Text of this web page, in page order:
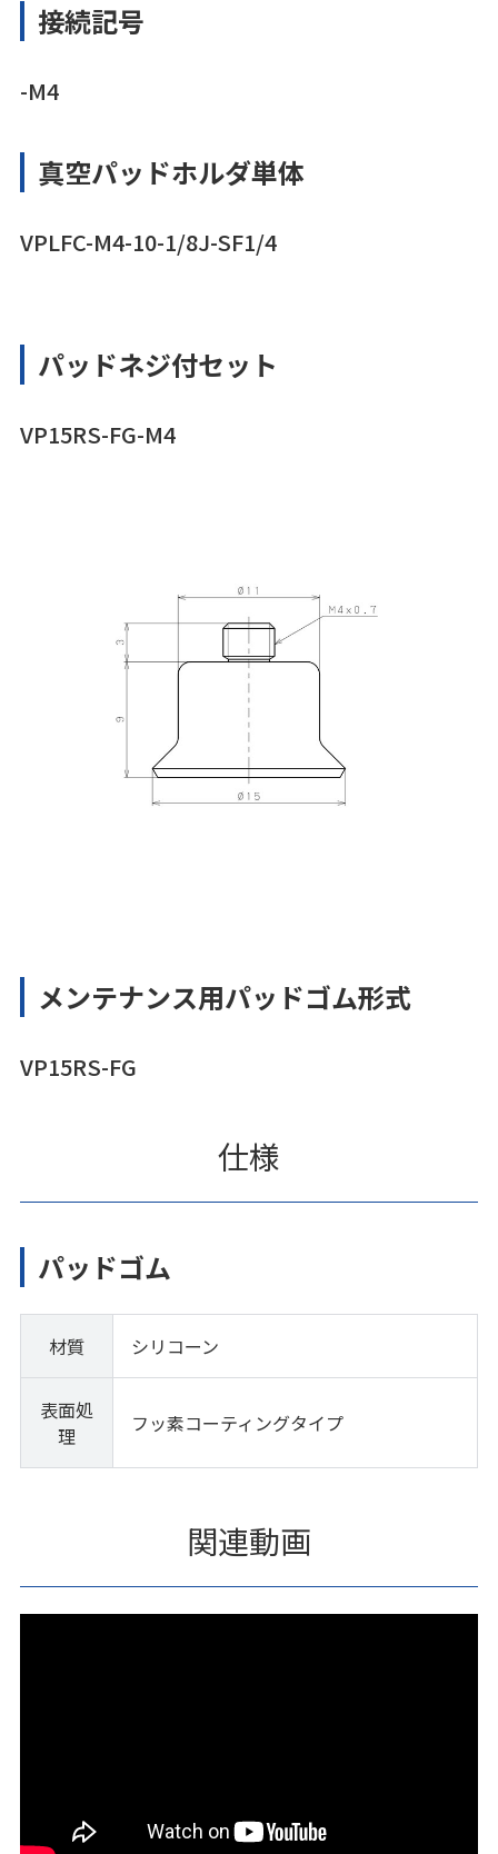
接続記号
-M4
真空パッドホルダ単体
VPLFC-M4-10-1/8J-SF1/4
パッドネジ付セット
VP15RS-FG-M4
メンテナンス用パッドゴム形式
VP15RS-FG
仕様
パッドゴム
材質 シリコーン
表面処
理
フッ素コーティングタイプ
関連動画